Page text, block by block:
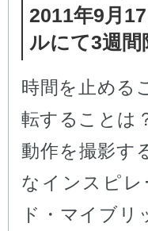
2011年9月
ルにて3週間
時間を止める
転することは
動作を撮影す
なインスピ
ド・マイブリ